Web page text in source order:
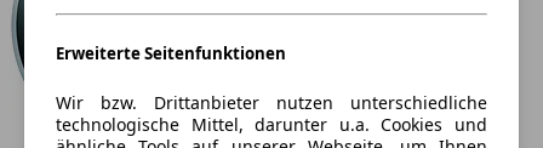
Erweiterte Seitenfunktionen
Wir bzw. Drittanbieter nutzen unterschiedliche
technologische Mittel, darunter u.a. Cookies und